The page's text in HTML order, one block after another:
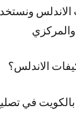
الاندلس؟
في